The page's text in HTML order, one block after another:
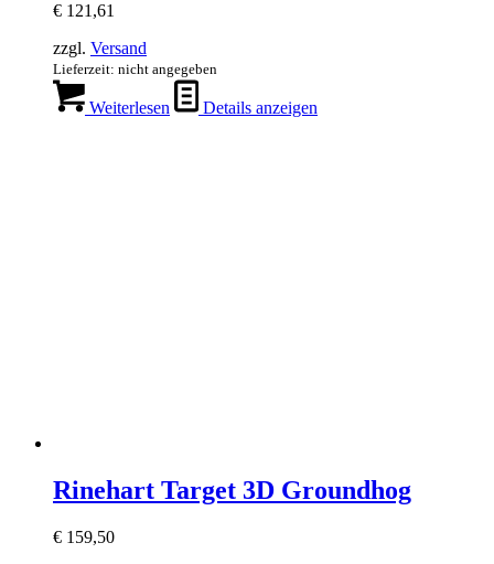
€ 121,61
zzgl. Versand
Lieferzeit: nicht angegeben
Weiterlesen Details anzeigen
Rinehart Target 3D Groundhog
€ 159,50